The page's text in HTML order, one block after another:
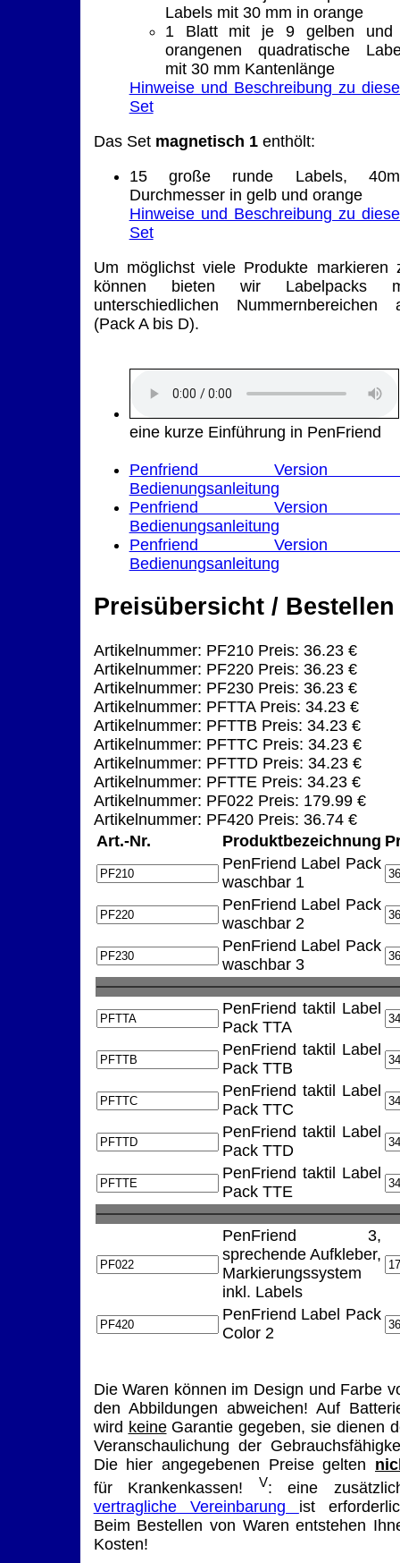
Labels mit 30 mm in orange
1 Blatt mit je 9 gelben und
orangenen quadratische
mit 30 mm Kantenlänge
Hinweise und Beschreibung zu
Set
Das Set magnetisch 1enthölt:
15 große runde Labels,
Durchmesser in gelb und orange
Hinweise und Beschreibung zu
Set
Um möglichst viele Produkte markieren
können bieten wir Labelpacks
unterschiedlichen Nummernbereichen
(Pack A bis D).
eine kurze Einführung in PenFriend
Penfriend Version
Bedienungsanleitung
Penfriend Version
Bedienungsanleitung
Penfriend Version
Bedienungsanleitung
Preisübersicht / Bestellen
Artikelnummer: PF210 Preis: 36.23 €
Artikelnummer: PF220 Preis: 36.23 €
Artikelnummer: PF230 Preis: 36.23 €
Artikelnummer: PFTTA Preis: 34.23 €
Artikelnummer: PFTTB Preis: 34.23 €
Artikelnummer: PFTTC Preis: 34.23 €
Artikelnummer: PFTTD Preis: 34.23 €
Artikelnummer: PFTTE Preis: 34.23 €
Artikelnummer: PF022 Preis: 179.99 €
Artikelnummer: PF420 Preis: 36.74 €
Art.-Nr.
Produktbezeichnung
PenFriend Label Pack
waschbar 1
PenFriend Label Pack
waschbar 2
PenFriend Label Pack
waschbar 3
PenFriend taktil Label
Pack TTA
PenFriend taktil Label
Pack TTB
PenFriend taktil Label
Pack TTC
PenFriend taktil Label
Pack TTD
PenFriend taktil Label
Pack TTE
PenFriend 3,
sprechende Aufkleber,
Markierungssystem
inkl. Labels
PenFriend Label Pack
Color 2
Die Waren können im Design und Farbe
den Abbildungen abweichen! Auf
wird keineGarantie gegeben, sie dienen
Veranschaulichung der
Die hier angegebenen Preise gelten
für Krankenkassen!
V: eine
vertragliche Vereinbarung ist
Beim Bestellen von Waren entstehen
Kosten!